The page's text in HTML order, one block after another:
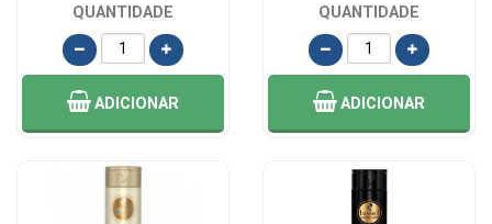
QUANTIDADE
ADICIONAR
QUANTIDADE
ADICIONAR